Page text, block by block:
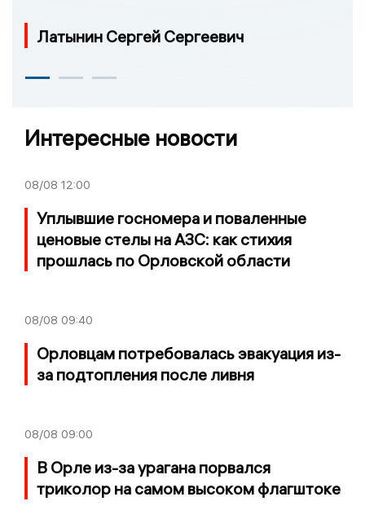
Латынин Сергей Сергеевич
Интересные новости
08/08 12:00
Уплывшие госномера и поваленные
ценовые стелы на АЗС: как стихия
прошлась по Орловской области
08/08 09:40
Орловцам потребовалась эвакуация из-
за подтопления после ливня
08/08 09:00
В Орле из-за урагана порвался
триколор на самом высоком флагштоке